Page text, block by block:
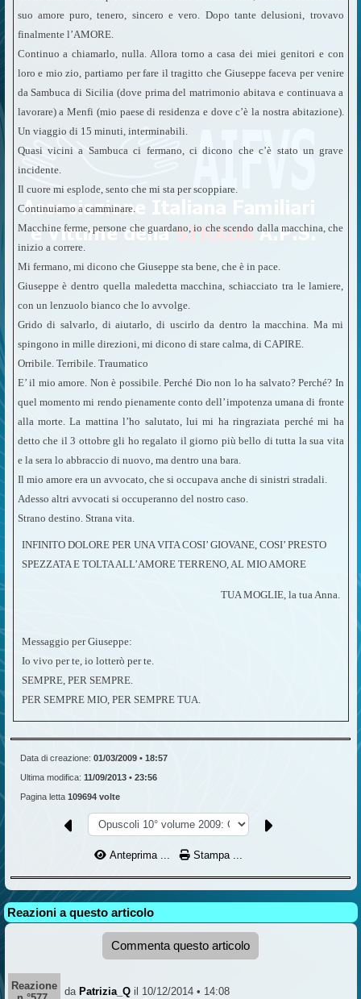
suo amore puro, tenero, sincero e vero. Dopo tante delusioni, trovavo
finalmente l’AMORE.
Continuo a chiamarlo, nulla. Allora torno a casa dei miei genitori e con
loro e mio zio, partiamo per fare il tragitto che Giuseppe faceva per venire
da Sambuca di Sicilia (dove prima del matrimonio abitava e continuava a
lavorare) a Menfi (mio paese di residenza e dove c’è la nostra abitazione).
Un viaggio di 15 minuti, interminabili.
Quasi vicini a Sambuca ci fermano, ci dicono che c’è stato un grave
incidente.
Il cuore mi esplode, sento che mi sta per scoppiare.
Continuiamo a camminare.
Macchine ferme, persone che guardano, io che scendo dalla macchina, che
inizio a correre.
Mi fermano, mi dicono che Giuseppe sta bene, che è in pace.
Giuseppe è dentro quella maledetta macchina, schiacciato tra le lamiere,
con un lenzuolo bianco che lo avvolge.
Grido di salvarlo, di aiutarlo, di uscirlo da dentro la macchina. Ma mi
spingono in mille direzioni, mi dicono di stare calma, di CAPIRE.
Orribile. Terribile. Traumatico
E’ il mio amore. Non è possibile. Perché Dio non lo ha salvato? Perché? In
quel momento mi rendo pienamente conto dell’impotenza umana di fronte
alla morte. La mattina l’ho salutato, lui mi ha ringraziata perché mi ha
detto che il 3 ottobre gli ho regalato il giorno più bello di tutta la sua vita
e la sera lo abbraccio di nuovo, ma dentro una bara.
Il mio amore era un avvocato, che si occupava anche di sinistri stradali.
Adesso altri avvocati si occuperanno del nostro caso.
Strano destino. Strana vita.
INFINITO DOLORE PER UNA VITA COSI’ GIOVANE, COSI’ PRESTO
SPEZZATA E TOLTA ALL’AMORE TERRENO, AL MIO AMORE
TUA MOGLIE, la tua Anna.
Messaggio per Giuseppe:
Io vivo per te, io lotterò per te.
SEMPRE, PER SEMPRE.
PER SEMPRE MIO, PER SEMPRE TUA.
Data di creazione: 01/03/2009 • 18:57
Ultima modifica: 11/09/2013 • 23:56
Pagina letta 109694 volte
Anteprima ... Stampa ...
Reazioni a questo articolo
Commenta questo articolo
Reazione
da Patrizia_Q il 10/12/2014 • 14:08